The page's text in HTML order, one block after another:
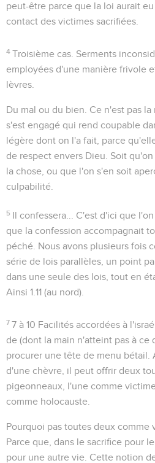
peut-être parce que la loi aurait
contact des victimes sacrifiées.
4 Troisième cas . Serments
employées d'une manière frivole
lèvres.
Du mal ou du bien . Ce n'est pas
s'est engagé qui rend coupable
légère dont on l'a fait, parce
de respect envers Dieu. Soit
la chose, ou que l'on s'en soit
culpabilité.
5 Il confessera... C'est d'ici que
que la confession accompagnait
péché. Nous avons plusieurs fois
série de lois parallèles, un point
dans une seule des lois, tout en
Ainsi 1.11 (au nord).
7 7 à 10 Facilités accordées à
de (dont la main n'atteint pas à ce
procurer une tête de menu bétail.
d'une chèvre, il peut offrir deux
pigeonneaux, l'une comme
comme holocauste.
Pourquoi pas toutes deux comme
Parce que, dans le sacrifice pour
pour une autre vie. Cette notion